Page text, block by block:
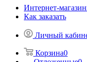
Интернет-
Как заказать
Личный
Корзина0